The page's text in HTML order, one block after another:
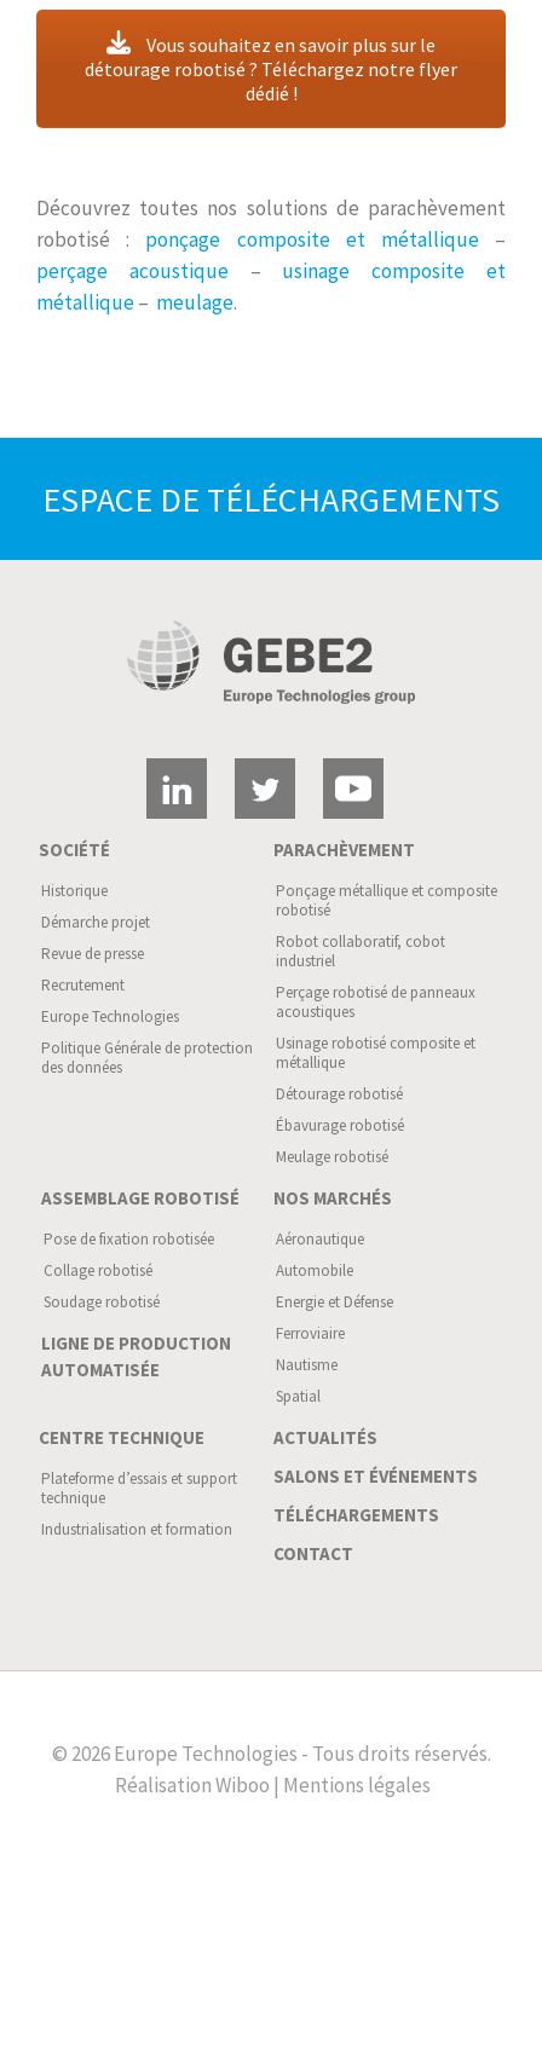
Vous souhaitez en savoir plus sur le
détourage robotisé ? Téléchargez notre flyer
dédié !
Découvrez toutes nos solutions de parachèvement
robotisé : ponçage composite et métallique–
perçage acoustique– usinage composite et
métallique– meulage.
ESPACE DE TÉLÉCHARGEMENTS
SOCIÉTÉ
Historique
Démarche projet
Revue de presse
Recrutement
Europe Technologies
Politique Générale de protection
des données
PARACHÈVEMENT
Ponçage métallique et composite
robotisé
Robot collaboratif, cobot
industriel
Perçage robotisé de panneaux
acoustiques
Usinage robotisé composite et
métallique
Détourage robotisé
Ébavurage robotisé
Meulage robotisé
ASSEMBLAGE ROBOTISÉ
Pose de fixation robotisée
Collage robotisé
Soudage robotisé
LIGNE DE PRODUCTION
AUTOMATISÉE
NOS MARCHÉS
Aéronautique
Automobile
Energie et Défense
Ferroviaire
Nautisme
Spatial
CENTRE TECHNIQUE
Plateforme d’essais et support
technique
Industrialisation et formation
ACTUALITÉS
SALONS ET ÉVÉNEMENTS
TÉLÉCHARGEMENTS
CONTACT
© 2026 Europe Technologies - Tous droits réservés.
RéalisationWiboo | Mentions légales